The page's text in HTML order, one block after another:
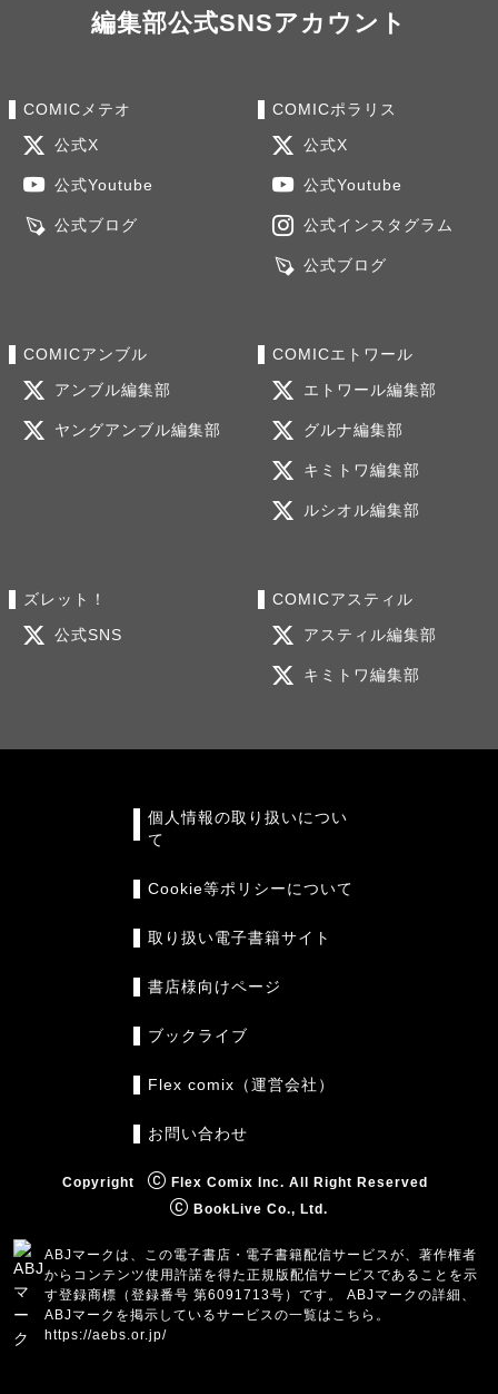
編集部公式SNSアカウント
COMICメテオ
公式X
公式Youtube
公式ブログ
COMICポラリス
公式X
公式Youtube
公式インスタグラム
公式ブログ
COMICアンブル
アンブル編集部
ヤングアンブル編集部
COMICエトワール
エトワール編集部
グルナ編集部
キミトワ編集部
ルシオル編集部
ズレット！
公式SNS
COMICアスティル
アスティル編集部
キミトワ編集部
個人情報の取り扱いについ
て
Cookie等ポリシーについて
取り扱い電子書籍サイト
書店様向けページ
ブックライブ
Flex comix（運営会社）
お問い合わせ
Copyright
Flex Comix Inc. All Right Reserved
BookLive Co., Ltd.
ABJマークは、この電子書店・電子書籍配信サービスが、著作権者
からコンテンツ使用許諾を得た正規版配信サービスであることを示
す登録商標（登録番号 第6091713号）です。 ABJマークの詳細、
ABJマークを掲示しているサービスの一覧はこちら。
https://aebs.or.jp/